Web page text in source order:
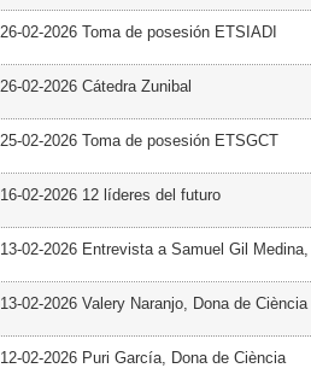
26-02-2026 Toma de posesión ETSIADI
26-02-2026 Cátedra Zunibal
25-02-2026 Toma de posesión ETSGCT
16-02-2026 12 líderes del futuro
13-02-2026 Entrevista a Samuel Gil
13-02-2026 Valery Naranjo, Dona de Ciència
12-02-2026 Puri García, Dona de Ciència